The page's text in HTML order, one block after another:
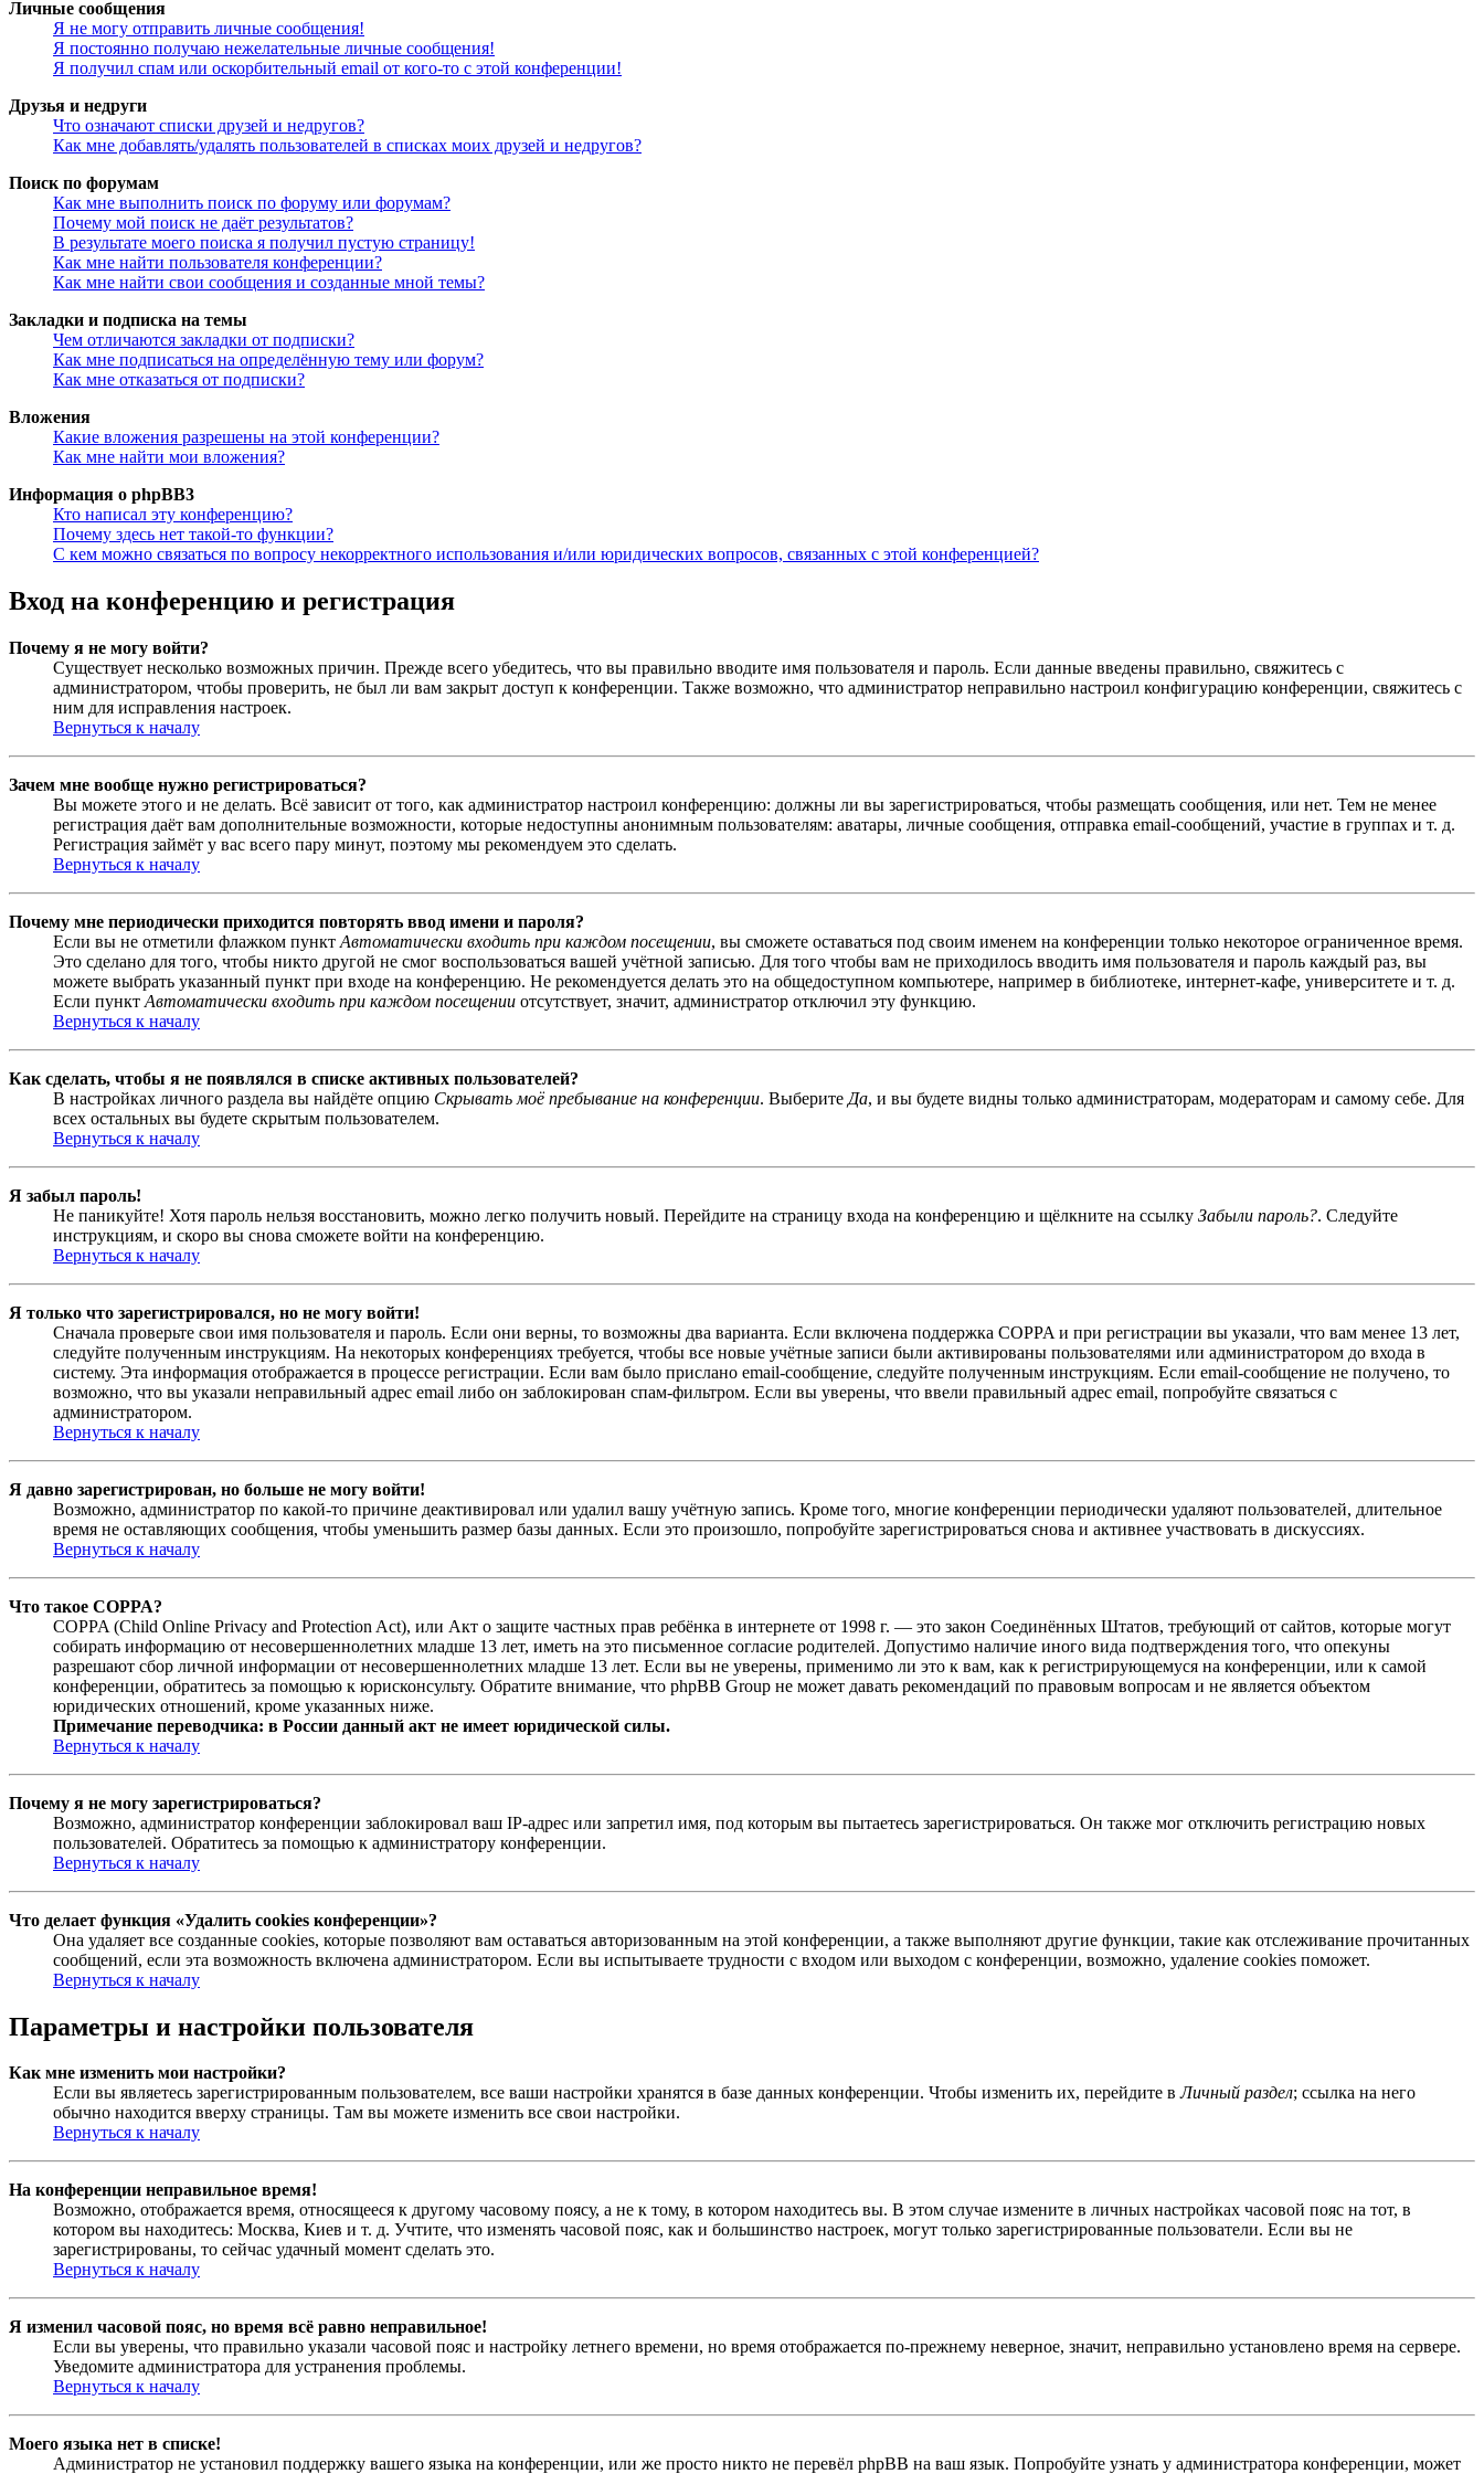
Личные сообщения
Я не могу отправить личные сообщения!
Я постоянно получаю нежелательные личные сообщения!
Я получил спам или оскорбительный email от кого-то с этой конференции!
Друзья и недруги
Что означают списки друзей и недругов?
Как мне добавлять/удалять пользователей в списках моих друзей и недругов?
Поиск по форумам
Как мне выполнить поиск по форуму или форумам?
Почему мой поиск не даёт результатов?
В результате моего поиска я получил пустую страницу!
Как мне найти пользователя конференции?
Как мне найти свои сообщения и созданные мной темы?
Закладки и подписка на темы
Чем отличаются закладки от подписки?
Как мне подписаться на определённую тему или форум?
Как мне отказаться от подписки?
Вложения
Какие вложения разрешены на этой конференции?
Как мне найти мои вложения?
Информация о phpBB3
Кто написал эту конференцию?
Почему здесь нет такой-то функции?
С кем можно связаться по вопросу некорректного использования и/или юридических вопросов, связанных с этой конференцией?
Вход на конференцию и регистрация
Почему я не могу войти?
Существует несколько возможных причин. Прежде всего убедитесь, что вы правильно вводите имя пользователя и пароль. Если данные введены правильно, свяжитесь с
администратором, чтобы проверить, не был ли вам закрыт доступ к конференции. Также возможно, что администратор неправильно настроил конфигурацию конференции, свяжитесь с
ним для исправления настроек.
Вернуться к началу
Зачем мне вообще нужно регистрироваться?
Вы можете этого и не делать. Всё зависит от того, как администратор настроил конференцию: должны ли вы зарегистрироваться, чтобы размещать сообщения, или нет. Тем не менее
регистрация даёт вам дополнительные возможности, которые недоступны анонимным пользователям: аватары, личные сообщения, отправка email-сообщений, участие в группах и т. д.
Регистрация займёт у вас всего пару минут, поэтому мы рекомендуем это сделать.
Вернуться к началу
Почему мне периодически приходится повторять ввод имени и пароля?
Если вы не отметили флажком пункт Автоматически входить при каждом посещении, вы сможете оставаться под своим именем на конференции только некоторое ограниченное время.
Это сделано для того, чтобы никто другой не смог воспользоваться вашей учётной записью. Для того чтобы вам не приходилось вводить имя пользователя и пароль каждый раз, вы
можете выбрать указанный пункт при входе на конференцию. Не рекомендуется делать это на общедоступном компьютере, например в библиотеке, интернет-кафе, университете и т. д.
Если пункт Автоматически входить при каждом посещении отсутствует, значит, администратор отключил эту функцию.
Вернуться к началу
Как сделать, чтобы я не появлялся в списке активных пользователей?
В настройках личного раздела вы найдёте опцию Скрывать моё пребывание на конференции. Выберите Да, и вы будете видны только администраторам, модераторам и самому себе. Для
всех остальных вы будете скрытым пользователем.
Вернуться к началу
Я забыл пароль!
Не паникуйте! Хотя пароль нельзя восстановить, можно легко получить новый. Перейдите на страницу входа на конференцию и щёлкните на ссылку Забыли пароль?. Следуйте
инструкциям, и скоро вы снова сможете войти на конференцию.
Вернуться к началу
Я только что зарегистрировался, но не могу войти!
Сначала проверьте свои имя пользователя и пароль. Если они верны, то возможны два варианта. Если включена поддержка COPPA и при регистрации вы указали, что вам менее 13 лет,
следуйте полученным инструкциям. На некоторых конференциях требуется, чтобы все новые учётные записи были активированы пользователями или администратором до входа в
систему. Эта информация отображается в процессе регистрации. Если вам было прислано email-сообщение, следуйте полученным инструкциям. Если email-сообщение не получено, то
возможно, что вы указали неправильный адрес email либо он заблокирован спам-фильтром. Если вы уверены, что ввели правильный адрес email, попробуйте связаться с
администратором.
Вернуться к началу
Я давно зарегистрирован, но больше не могу войти!
Возможно, администратор по какой-то причине деактивировал или удалил вашу учётную запись. Кроме того, многие конференции периодически удаляют пользователей, длительное
время не оставляющих сообщения, чтобы уменьшить размер базы данных. Если это произошло, попробуйте зарегистрироваться снова и активнее участвовать в дискуссиях.
Вернуться к началу
Что такое COPPA?
COPPA (Child Online Privacy and Protection Act), или Акт о защите частных прав ребёнка в интернете от 1998 г. — это закон Соединённых Штатов, требующий от сайтов, которые могут
собирать информацию от несовершеннолетних младше 13 лет, иметь на это письменное согласие родителей. Допустимо наличие иного вида подтверждения того, что опекуны
разрешают сбор личной информации от несовершеннолетних младше 13 лет. Если вы не уверены, применимо ли это к вам, как к регистрирующемуся на конференции, или к самой
конференции, обратитесь за помощью к юрисконсульту. Обратите внимание, что phpBB Group не может давать рекомендаций по правовым вопросам и не является объектом
юридических отношений, кроме указанных ниже.
Примечание переводчика: в России данный акт не имеет юридической силы.
Вернуться к началу
Почему я не могу зарегистрироваться?
Возможно, администратор конференции заблокировал ваш IP-адрес или запретил имя, под которым вы пытаетесь зарегистрироваться. Он также мог отключить регистрацию новых
пользователей. Обратитесь за помощью к администратору конференции.
Вернуться к началу
Что делает функция «Удалить cookies конференции»?
Она удаляет все созданные cookies, которые позволяют вам оставаться авторизованным на этой конференции, а также выполняют другие функции, такие как отслеживание прочитанных
сообщений, если эта возможность включена администратором. Если вы испытываете трудности с входом или выходом с конференции, возможно, удаление cookies поможет.
Вернуться к началу
Параметры и настройки пользователя
Как мне изменить мои настройки?
Если вы являетесь зарегистрированным пользователем, все ваши настройки хранятся в базе данных конференции. Чтобы изменить их, перейдите вЛичный раздел; ссылка на него
обычно находится вверху страницы. Там вы можете изменить все свои настройки.
Вернуться к началу
На конференции неправильное время!
Возможно, отображается время, относящееся к другому часовому поясу, а не к тому, в котором находитесь вы. В этом случае измените в личных настройках часовой пояс на тот, в
котором вы находитесь: Москва, Киев и т. д. Учтите, что изменять часовой пояс, как и большинство настроек, могут только зарегистрированные пользователи. Если вы не
зарегистрированы, то сейчас удачный момент сделать это.
Вернуться к началу
Я изменил часовой пояс, но время всё равно неправильное!
Если вы уверены, что правильно указали часовой пояс и настройку летнего времени, но время отображается по-прежнему неверное, значит, неправильно установлено время на сервере.
Уведомите администратора для устранения проблемы.
Вернуться к началу
Моего языка нет в списке!
Администратор не установил поддержку вашего языка на конференции, или же просто никто не перевёл phpBB на ваш язык. Попробуйте узнать у администратора конференции, может